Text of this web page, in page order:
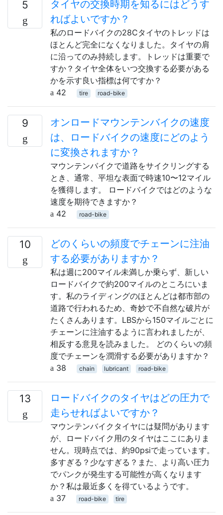
5
タイヤの交換時期を知るにはどうす
ればよいですか？
私のロードバイクの28Cタイヤのトレッドは
ほとんど完全になくなりました。タイヤの肩
に沿ってのみ持続します。トレッドは重要で
すか？タイヤ全体をいつ交換する必要がある
かを示す良い指標は何ですか？
42
tire road-bike
9
オンロードマウンテンバイクの速度
は、ロードバイクの速度にどのよう
に変換されますか？
マウンテンバイクで道路をサイクリングする
とき、通常、平坦な表面で時速10〜12マイル
を獲得します。 ロードバイクではどのような
速度を期待できますか？
42
road-bike
10
どのくらいの頻度でチェーンに注油
する必要がありますか？
私は週に200マイル未満しか乗らず、新しい
ロードバイクで約200マイルのところにいま
す。私のライディングのほとんどは都市部の
道路で行われるため、奇妙で不自然な破片が
たくさんあります。LBSから150マイルごとに
チェーンに注油するように言われましたが、
相反する意見を読みました。 どのくらいの頻
度でチェーンを潤滑する必要がありますか？
38
chain lubricant road-bike
13
ロードバイクのタイヤはどの圧力で
走らせればよいですか？
マウンテンバイクタイヤには疑問があります
が、ロードバイク用のタイヤはここにありま
せん。現時点では、約90psiで走っています。
多すぎる？少なすぎる？また、より高い圧力
でパンクが発生する可能性が高くなります
か？私は最近多くを得ているようです。
37
road-bike tire